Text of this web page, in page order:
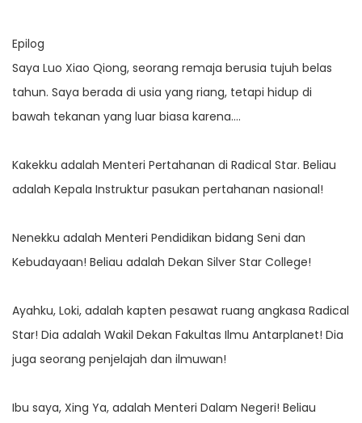
Epilog
Saya Luo Xiao Qiong, seorang remaja berusia tujuh belas
tahun. Saya berada di usia yang riang, tetapi hidup di
bawah tekanan yang luar biasa karena….
Kakekku adalah Menteri Pertahanan di Radical Star. Beliau
adalah Kepala Instruktur pasukan pertahanan nasional!
Nenekku adalah Menteri Pendidikan bidang Seni dan
Kebudayaan! Beliau adalah Dekan Silver Star College!
Ayahku, Loki, adalah kapten pesawat ruang angkasa Radical
Star! Dia adalah Wakil Dekan Fakultas Ilmu Antarplanet! Dia
juga seorang penjelajah dan ilmuwan!
Ibu saya, Xing Ya, adalah Menteri Dalam Negeri! Beliau